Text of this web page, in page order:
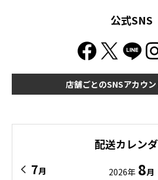
公式SNS
店舗ごとのSNSアカウ
配送カレン
7月 2026年 8月